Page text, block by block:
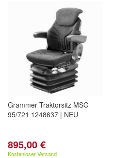
Grammer Traktorsitz MSG
95/721 1248637 | NEU
895,00 €
Kostenloser Versand